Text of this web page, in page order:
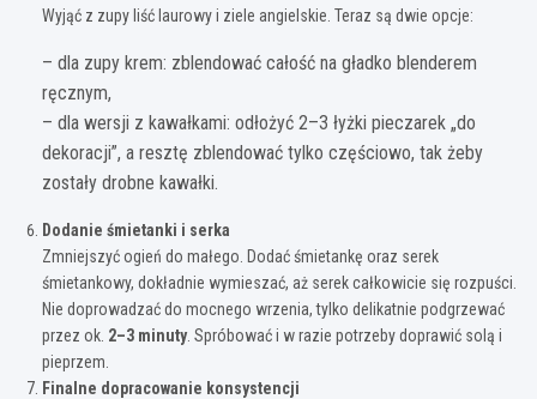
Wyjąć z zupy liść laurowy i ziele angielskie. Teraz są dwie opcje:
– dla zupy krem: zblendować całość na gładko blenderem
ręcznym,
– dla wersji z kawałkami: odłożyć 2–3 łyżki pieczarek „do
dekoracji”, a resztę zblendować tylko częściowo, tak żeby
zostały drobne kawałki.
Dodanie śmietanki i serka
Zmniejszyć ogień do małego. Dodać śmietankę oraz serek
śmietankowy, dokładnie wymieszać, aż serek całkowicie się rozpuści.
Nie doprowadzać do mocnego wrzenia, tylko delikatnie podgrzewać
przez ok. 2–3 minuty. Spróbować i w razie potrzeby doprawić solą i
pieprzem.
Finalne dopracowanie konsystencji